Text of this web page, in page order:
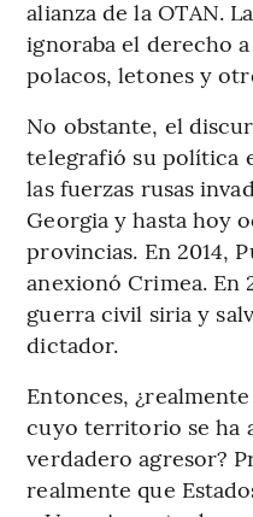
alianza de la OTAN.
ignoraba el derecho
polacos, letones y
No obstante, el
telegrafió su política
las fuerzas rusas
Georgia y hasta hoy
provincias. En 2014,
anexionó Crimea. En
guerra civil siria y
dictador.
Entonces,
cuyo territorio se ha
verdadero agresor?
realmente que